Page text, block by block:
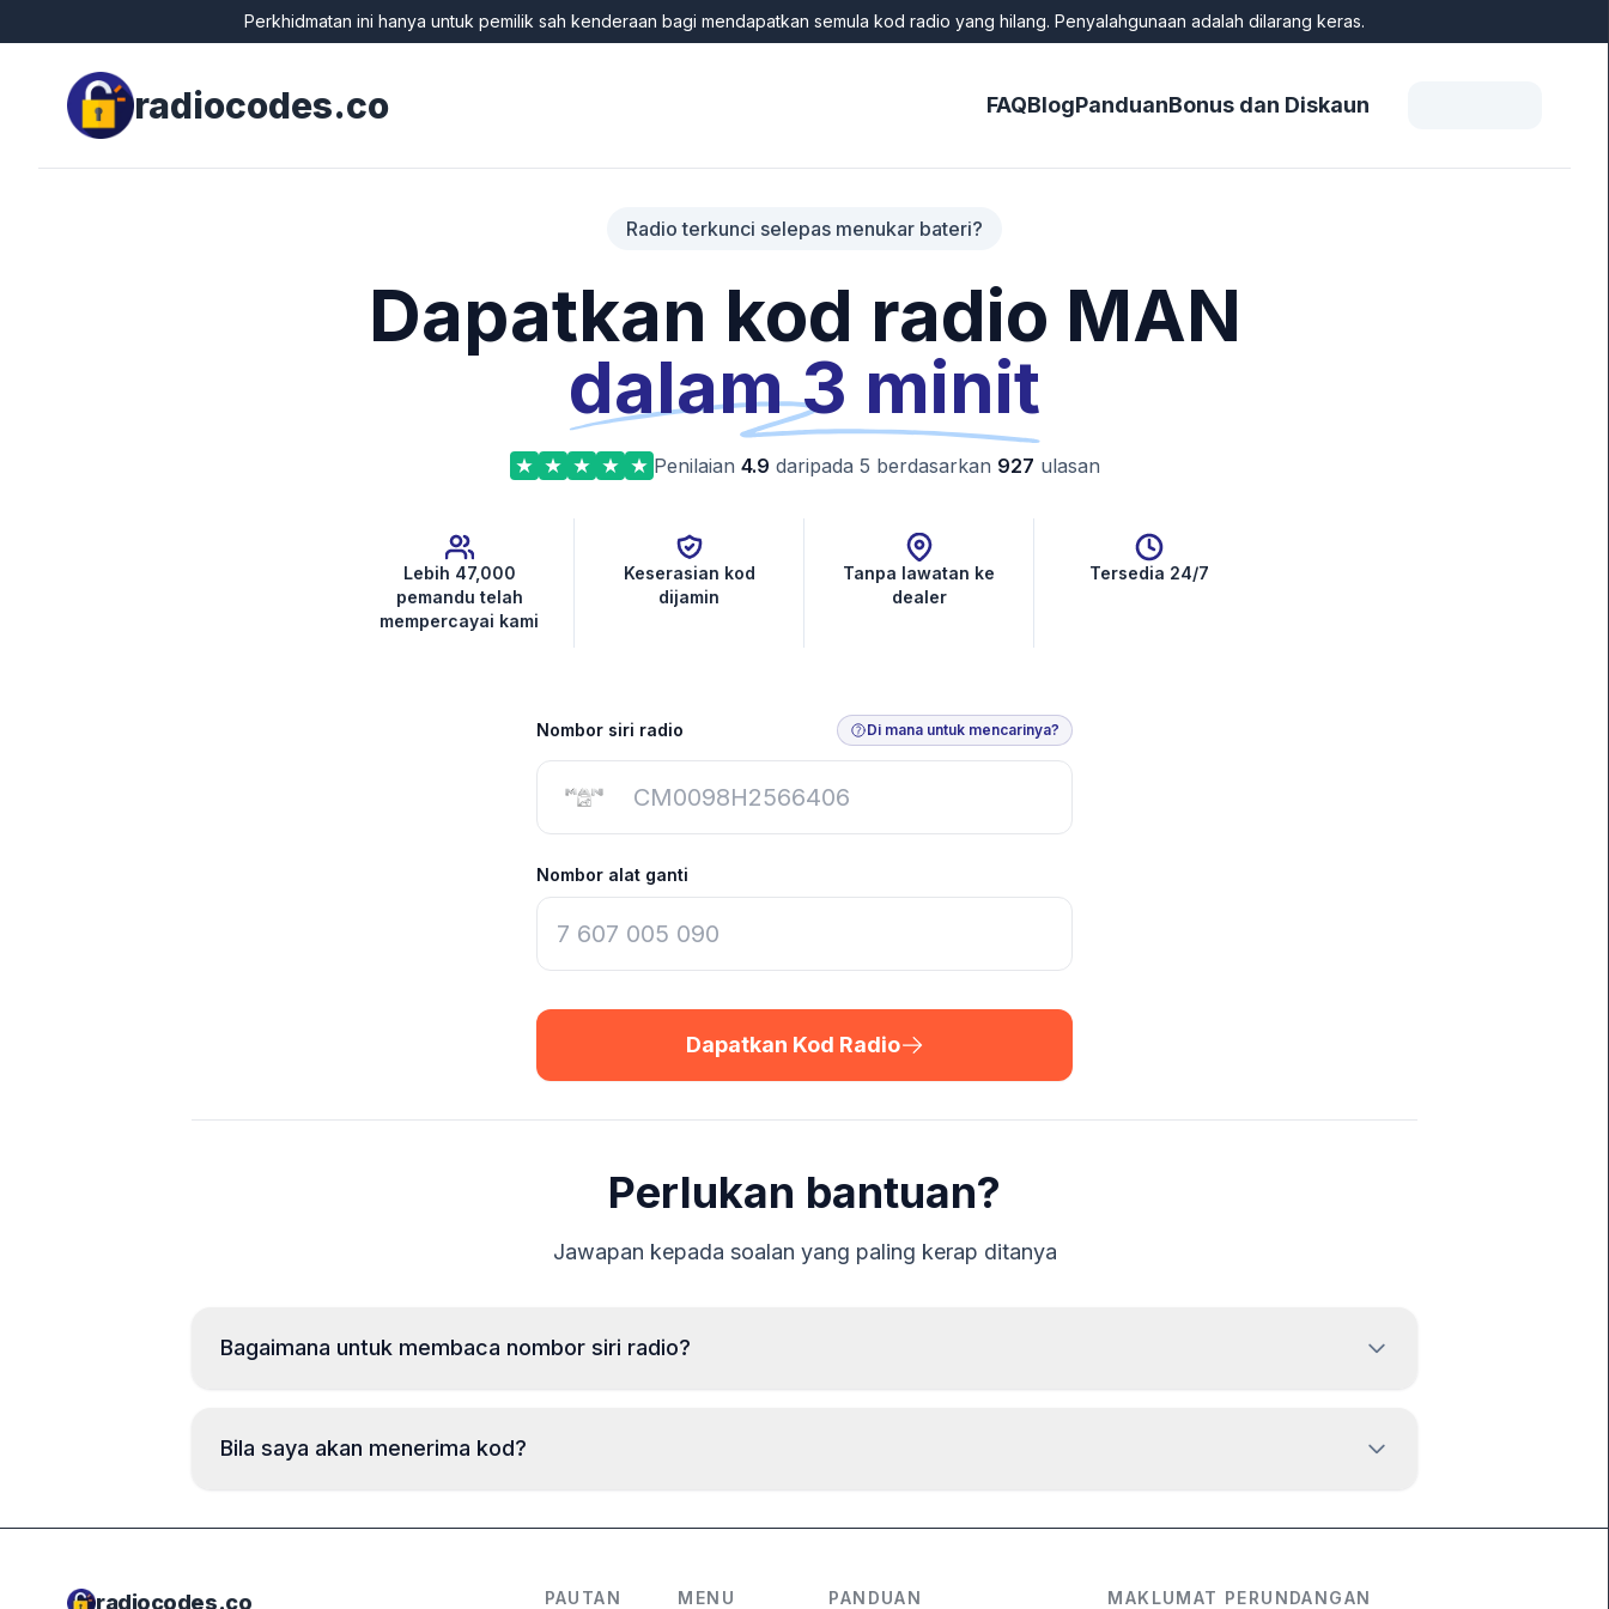
Perkhidmatan ini hanya untuk pemilik sah kenderaan bagi mendapatkan semula kod radio yang hilang. Penyalahgunaan adalah dilarang keras.
radiocodes.co FAQBlogPanduanBonus dan Diskaun
Radio terkunci selepas menukar bateri?
Dapatkan kod radio MAN
dalam 3 minit
Penilaian 4.9 daripada 5 berdasarkan 927 ulasan
Lebih 47,000
pemandu telah
mempercayai kami
Keserasian kod
dijamin
Tanpa lawatan ke
dealer
Tersedia 24/7
Nombor siri radio Di mana untuk mencarinya?
Nombor alat ganti
Dapatkan Kod Radio
Perlukan bantuan?
Jawapan kepada soalan yang paling kerap ditanya
Bagaimana untuk membaca nombor siri radio?
Bila saya akan menerima kod?
Kod akan dihantarsegeraselepas pesanan
radiocodes.co PAUTAN MENU PANDUAN MAKLUMAT PERUNDANGAN